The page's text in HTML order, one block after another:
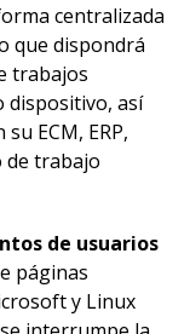
centralizada
que dispondrá
trabajos
dispositivo, así
ECM, ERP,
de trabajo
de usuarios
páginas
y Linux